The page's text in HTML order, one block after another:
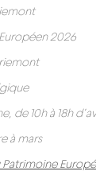
2026
de 10h à 18h
à mars
Patrimoine